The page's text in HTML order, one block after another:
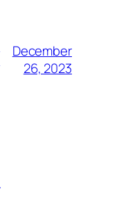
December
26, 2023